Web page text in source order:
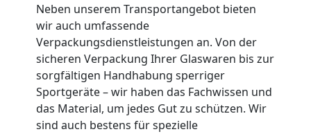
Neben unserem Transportangebot bieten
wir auch umfassende
Verpackungsdienstleistungen an. Von der
sicheren Verpackung Ihrer Glaswaren bis zur
sorgfältigen Handhabung sperriger
Sportgeräte – wir haben das Fachwissen und
das Material, um jedes Gut zu schützen. Wir
sind auch bestens für spezielle
Traun
Kunsttransport
Traun